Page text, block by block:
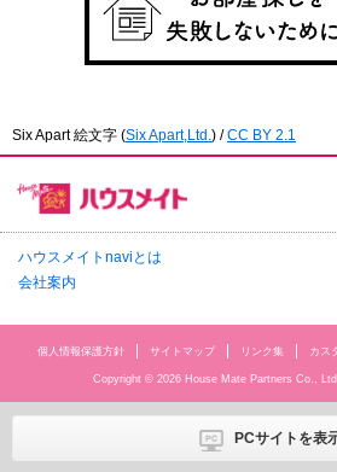
Six Apart 絵文字 (Six Apart,Ltd. ) /CC BY 2.1
ハウスメイトnaviとは
会社案内
個人情報保護方針 サイトマップ リンク集 カス
Copyright © 2026 House Mate Partners Co.,
PCサイトを表